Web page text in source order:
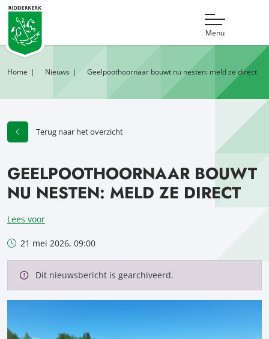
Menu
Home Nieuws Geelpoothoornaar bouwt nu nesten: meld ze direct
Terug naar het overzicht
GEELPOOTHOORNAAR BOUWT
NU NESTEN: MELD ZE DIRECT
Lees voor
21 mei 2026, 09:00
Dit nieuwsbericht is gearchiveerd.